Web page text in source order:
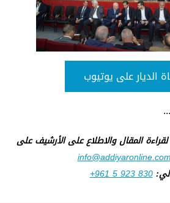
الديار على يوتيوب
لقراءة المقال والاطلاع على الأرشيف على
+961 5 923 830